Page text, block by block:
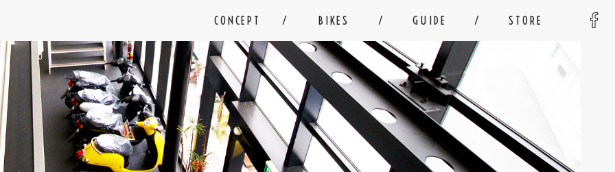
CONCEPT BIKES GUIDE STORE